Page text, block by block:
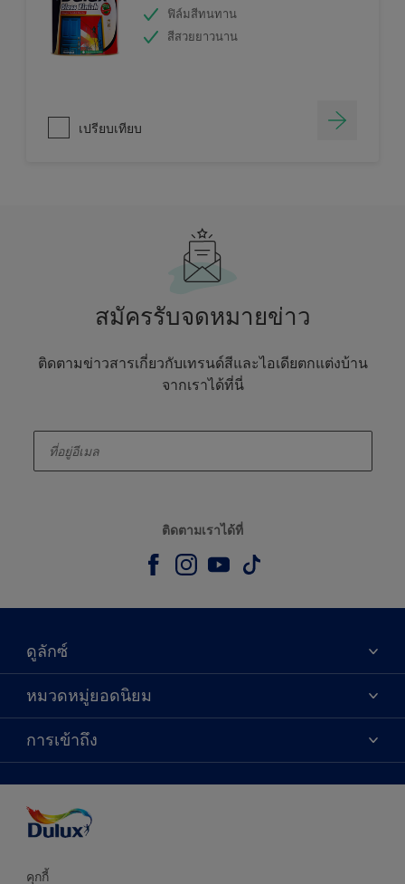
ฟิล์มสีทนทาน
สีสวยยาวนาน
เปรียบเทียบ
สมัครรับจดหมายข่าว
ติดตามข่าวสารเกี่ยวกับเทรนด์สีและไอเดียตกแต่งบ้าน
จากเราได้ที่นี่
ติดตามเราได้ที่
ดูลักซ์
เกี่ยวกับดูลักซ์
ติดต่อเรา
ค้นหาร้านค้า
หมวดหมู่ยอดนิยม
ผลิตภัณฑ์
ไอเดียการตกแต่ง
คำแนะนำจากผู้เชี่ยวชาญ
บริการออกแบบสี
การเข้าถึง
คุกกี้